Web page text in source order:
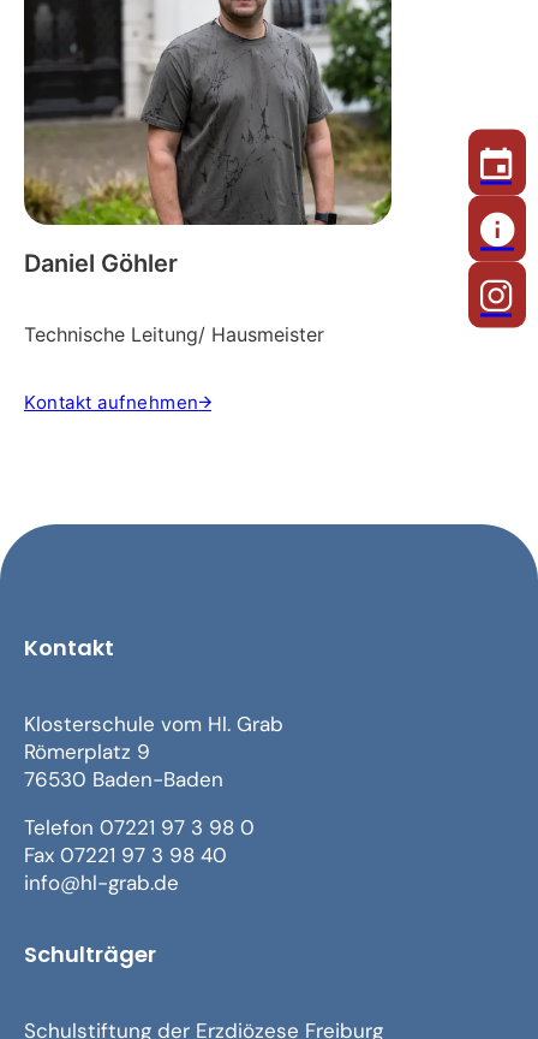
Daniel Göhler
Technische Leitung/ Hausmeister
Kontakt aufnehmen
Kontakt
Klosterschule vom Hl. Grab
Römerplatz 9
76530 Baden-Baden
Telefon 07221 97 3 98 0
Fax 07221 97 3 98 40
info@hl-grab.de
Schulträger
Schulstiftung der Erzdiözese Freiburg